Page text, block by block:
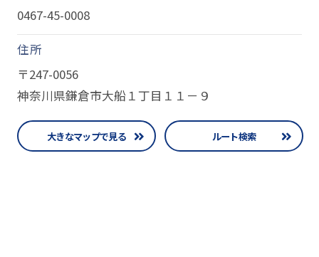
0467-45-0008
住所
〒247-0056
神奈川県鎌倉市大船１丁目１１－９
大きなマップで見る ルート検索